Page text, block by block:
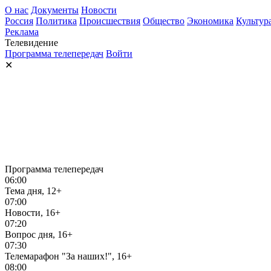
О нас Документы Новости
Россия Политика Происшествия Общество Экономика
Реклама
Телевидение
Программа телепередач Войти
✕
Программа телепередач
06:00
Тема дня, 12+
07:00
Новости, 16+
07:20
Вопрос дня, 16+
07:30
Телемарафон "За наших!", 16+
08:00